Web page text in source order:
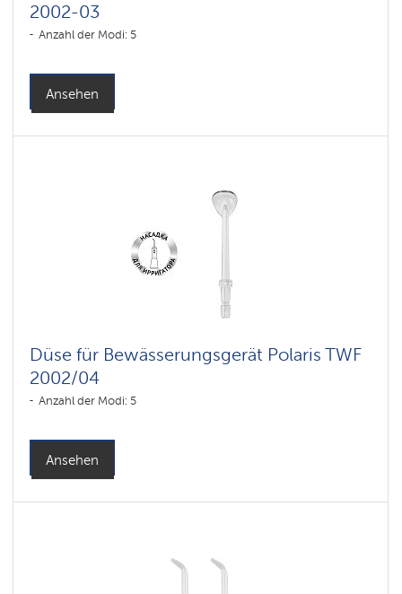
2002-03
Anzahl der Modi: 5
Ansehen
Düse für Bewässerungsgerät Polaris TWF
2002/04
Anzahl der Modi: 5
Ansehen